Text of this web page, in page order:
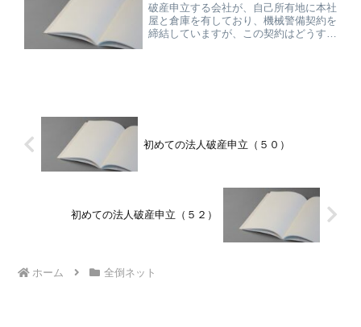
破産申立する会社が、自己所有地に本社
屋と倉庫を有しており、機械警備契約を
締結していますが、この契約はどうすべ
初めての法人破産申立（５０）
初めての法人破産申立（５２）
ホーム 全倒ネット